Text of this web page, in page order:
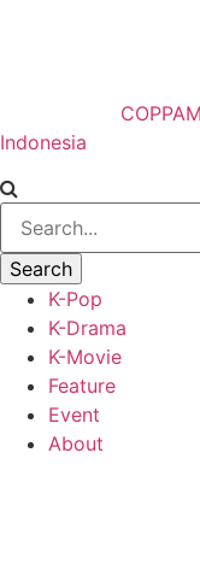
Indonesia
K-Pop
K-Drama
K-Movie
Feature
Event
About